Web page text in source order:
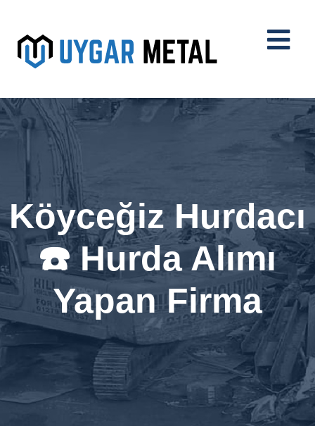
Köyceğiz Hurdacı
☎️ Hurda Alımı
Yapan Firma